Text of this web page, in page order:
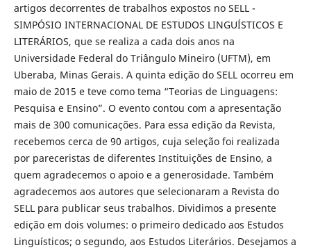
artigos decorrentes de trabalhos expostos no SELL -
SIMPÓSIO INTERNACIONAL DE ESTUDOS LINGUÍSTICOS E
LITERÁRIOS, que se realiza a cada dois anos na
Universidade Federal do Triângulo Mineiro (UFTM), em
Uberaba, Minas Gerais. A quinta edição do SELL ocorreu em
maio de 2015 e teve como tema “Teorias de Linguagens:
Pesquisa e Ensino”. O evento contou com a apresentação
mais de 300 comunicações. Para essa edição da Revista,
recebemos cerca de 90 artigos, cuja seleção foi realizada
por pareceristas de diferentes Instituições de Ensino, a
quem agradecemos o apoio e a generosidade. Também
agradecemos aos autores que selecionaram a Revista do
SELL para publicar seus trabalhos. Dividimos a presente
edição em dois volumes: o primeiro dedicado aos Estudos
Linguísticos; o segundo, aos Estudos Literários. Desejamos a